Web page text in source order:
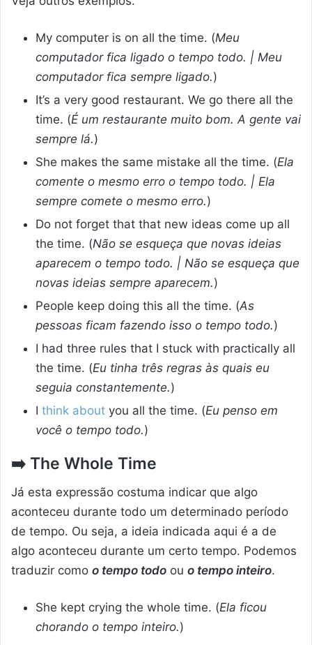
My computer is on all the time. (Meu
computador fica ligado o tempo todo. | Meu
computador fica sempre ligado.)
It’s a very good restaurant. We go there all the
time. (É um restaurante muito bom. A gente vai
sempre lá.)
She makes the same mistake all the time. (Ela
comente o mesmo erro o tempo todo. | Ela
sempre comete o mesmo erro.)
Do not forget that that new ideas come up all
the time. (Não se esqueça que novas ideias
aparecem o tempo todo. | Não se esqueça que
novas ideias sempre aparecem.)
People keep doing this all the time. (As
pessoas ficam fazendo isso o tempo todo.)
I had three rules that I stuck with practically all
the time. (Eu tinha três regras às quais eu
seguia constantemente.)
I think about you all the time. (Eu penso em
você o tempo todo.)
➡️ The Whole Time
Já esta expressão costuma indicar que algo
aconteceu durante todo um determinado período
de tempo. Ou seja, a ideia indicada aqui é a de
algo aconteceu durante um certo tempo. Podemos
traduzir como o tempo todo ou o tempo inteiro.
She kept crying the whole time. (Ela ficou
chorando o tempo inteiro.)